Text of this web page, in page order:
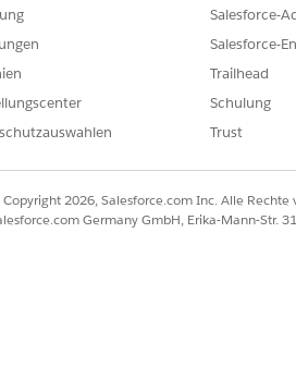
Salesforce-
Salesforce-
Trailhead
Schulung
Trust
2026, Salesforce.com Inc. Alle
Germany GmbH, Erika-Mann-Str.